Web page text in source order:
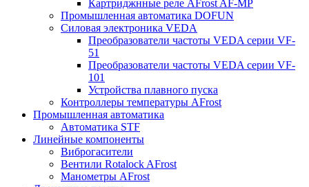
Картриджнные реле AFrost AF-MP
Промышленная автоматика DOFUN
Силовая электроника VEDA
Преобразователи частоты VEDA серии VF-
51
Преобразователи частоты VEDA серии VF-
101
Устройства плавного пуска
Контроллеры температуры AFrost
Промышленная автоматика
Автоматика STF
Линейные компоненты
Виброгасители
Вентили Rotalock AFrost
Манометры AFrost